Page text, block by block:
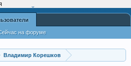
Владимир Корешков
на форуме